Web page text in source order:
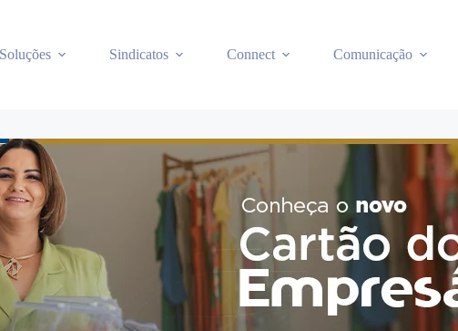
Soluções Sindicatos Connect Comunicação